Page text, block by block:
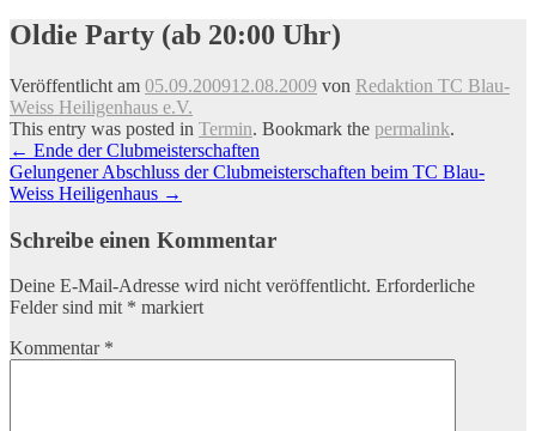
Oldie Party (ab 20:00 Uhr)
Veröffentlicht am 05.09.200912.08.2009 von Redaktion TC Blau-
Weiss Heiligenhaus e.V.
This entry was posted in Termin. Bookmark the permalink.
Artikel-
Navigation
← Ende der Clubmeisterschaften
Gelungener Abschluss der Clubmeisterschaften beim TC Blau-
Weiss Heiligenhaus →
Schreibe einen Kommentar
Deine E-Mail-Adresse wird nicht veröffentlicht. Erforderliche
Felder sind mit * markiert
Kommentar *